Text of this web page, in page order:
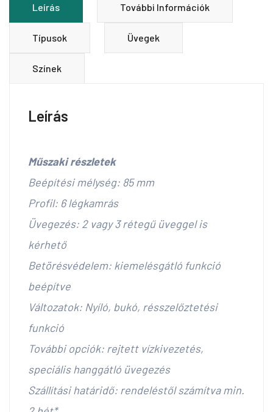
Leírás További Információk
Típusok Üvegek
Színek
Leírás
Műszaki részletek
Beépítési mélység: 85 mm
Profil: 6 légkamrás
Üvegezés: 2 vagy 3 rétegű üveggel is
kérhető
Betörésvédelem: kiemelésgátló funkció
beépítve
Változatok: Nyíló, bukó, résszelőztetési
funkció
További opciók: rejtett vízkivezetés,
speciális hanggátló üvegezés
Szállítási határidő: rendeléstől számítva min.